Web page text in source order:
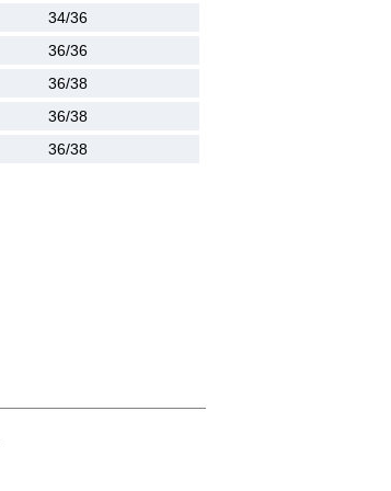
34/36
36/36
36/38
36/38
36/38